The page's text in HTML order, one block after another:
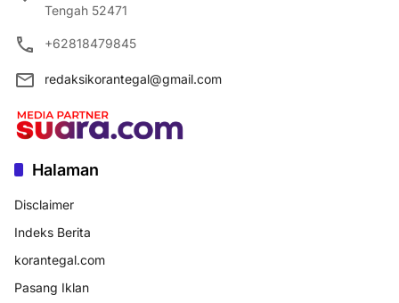
Tengah 52471
+62818479845
redaksikorantegal@gmail.com
Halaman
Disclaimer
Indeks Berita
korantegal.com
Pasang Iklan